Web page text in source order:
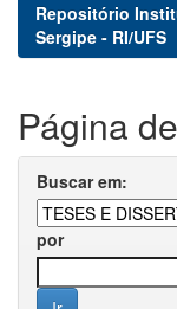
Repositório
Sergipe - RI/UFS
Página
Buscar em:
por